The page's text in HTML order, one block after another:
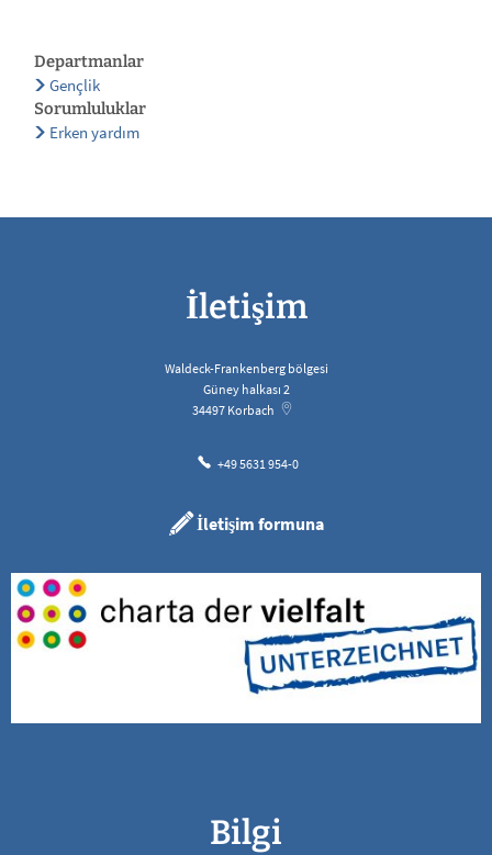
Departmanlar
Gençlik
Sorumluluklar
Erken yardım
İletişim
Waldeck-Frankenberg bölgesi
Güney halkası 2
34497 Korbach
+49 5631 954-0
İletişim formuna
Bilgi